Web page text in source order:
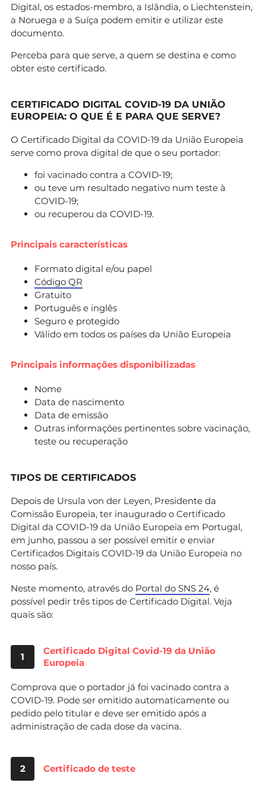
Digital, os estados-membro, a Islândia, o Liechtenstein,
a Noruega e a Suíça podem emitir e utilizar este
documento.
Perceba para que serve, a quem se destina e como
obter este certificado.
CERTIFICADO DIGITAL COVID-19 DA UNIÃO
EUROPEIA: O QUE É E PARA QUE SERVE?
O Certificado Digital da COVID-19 da União Europeia
serve como prova digital de que o seu portador:
foi vacinado contra a COVID-19;
ou teve um resultado negativo num teste à
COVID-19;
ou recuperou da COVID-19.
Principais características
Formato digital e/ou papel
Código QR
Gratuito
Português e inglês
Seguro e protegido
Válido em todos os países da União Europeia
Principais informações disponibilizadas
Nome
Data de nascimento
Data de emissão
Outras informações pertinentes sobre vacinação,
teste ou recuperação
TIPOS DE CERTIFICADOS
Depois de Ursula von der Leyen, Presidente da
Comissão Europeia, ter inaugurado o Certificado
Digital da COVID-19 da União Europeia em Portugal,
em junho, passou a ser possível emitir e enviar
Certificados Digitais COVID-19 da União Europeia no
nosso país.
Neste momento, através do Portal do SNS 24, é
possível pedir três tipos de Certificado Digital. Veja
quais são:
1
Certificado Digital Covid-19 da União
Europeia
Comprova que o portador já foi vacinado contra a
COVID-19. Pode ser emitido automaticamente ou
pedido pelo titular e deve ser emitido após a
administração de cada dose da vacina.
2 Certificado de teste